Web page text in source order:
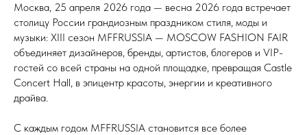
Москва, 25 апреля 2026 года — весна 2026 года встречает
столицу России грандиозным праздником стиля, моды и
музыки: XIII сезон MFFRUSSIA — MOSCOW FASHION FAIR
объединяет дизайнеров, бренды, артистов, блогеров и VIP-
гостей со всей страны на одной площадке, превращая Castle
Concert Hall, в эпицентр красоты, энергии и креативного
драйва.
С каждым годом MFFRUSSIA становится все более